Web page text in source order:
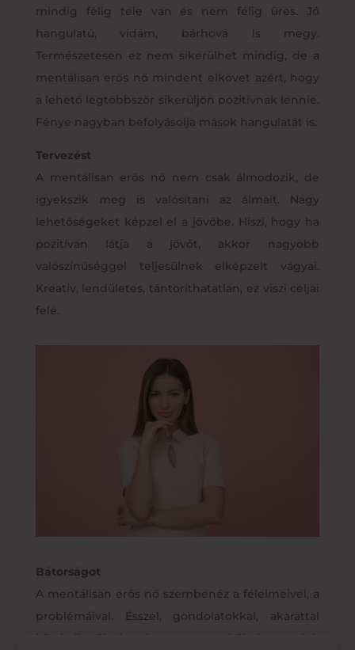
mindig félig tele van és nem félig üres. Jó
hangulatú, vidám, bárhová is megy.
Természetesen ez nem sikerülhet mindig, de a
mentálisan erős nő mindent elkövet azért, hogy
a lehető legtöbbször sikerüljön pozitívnak lennie.
Fénye nagyban befolyásolja mások hangulatát is.
Tervezést
A mentálisan erős nő nem csak álmodozik, de
igyekszik meg is valósítani az álmait. Nagy
lehetőségeket képzel el a jövőbe. Hiszi, hogy ha
pozitívan látja a jövőt, akkor nagyobb
valószínűséggel teljesülnek elképzelt vágyai.
Kreatív, lendületes, tántoríthatatlan, ez viszi céljai
felé.
Bátorságot
A mentálisan erős nő szembenéz a félelmeivel, a
problémáival. Ésszel, gondolatokkal, akarattal
küzd ellenük, és soha nem menekül el a gondok